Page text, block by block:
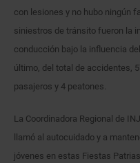
con lesiones y no hubo ningún
siniestros de tránsito fueron la
conducción bajo la influencia
último, del total de accidentes,
pasajeros y 4 peatones.
La Coordinadora Regional de
llamó al autocuidado y a
jóvenes en estas Fiestas